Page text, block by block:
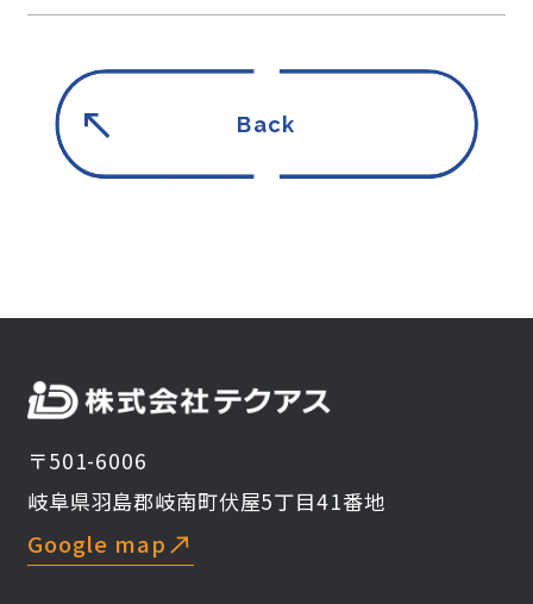
Back
〒501-6006
岐阜県羽島郡岐南町伏屋5丁目41番地
Google map